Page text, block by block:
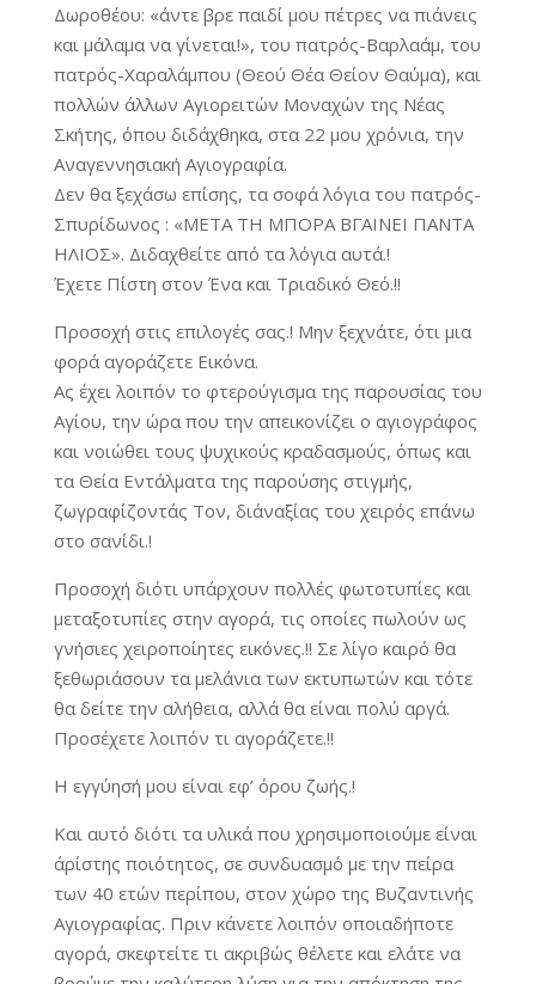
Δωροθέου: «άντε βρε παιδί μου πέτρες να πιάνεις
και μάλαμα να γίνεται!», του πατρός-Βαρλαάμ, του
πατρός-Χαραλάμπου (Θεού Θέα Θείον Θαύμα), και
πολλών άλλων Αγιορειτών Μοναχών της Νέας
Σκήτης, όπου διδάχθηκα, στα 22 μου χρόνια, την
Αναγεννησιακή Αγιογραφία.
Δεν θα ξεχάσω επίσης, τα σοφά λόγια του πατρός-
Σπυρίδωνος : «ΜΕΤΑ ΤΗ ΜΠΟΡΑ ΒΓΑΙΝΕΙ ΠΑΝΤΑ
ΗΛΙΟΣ». Διδαχθείτε από τα λόγια αυτά.!
Έχετε Πίστη στον Ένα και Τριαδικό Θεό.!!
Προσοχή στις επιλογές σας.! Μην ξεχνάτε, ότι μια
φορά αγοράζετε Εικόνα.
Ας έχει λοιπόν το φτερούγισμα της παρουσίας του
Αγίου, την ώρα που την απεικονίζει ο αγιογράφος
και νοιώθει τους ψυχικούς κραδασμούς, όπως και
τα Θεία Εντάλματα της παρούσης στιγμής,
ζωγραφίζοντάς Τον, δι΄αναξίας του χειρός επάνω
στο σανίδι.!
Προσοχή διότι υπάρχουν πολλές φωτοτυπίες και
μεταξοτυπίες στην αγορά, τις οποίες πωλούν ως
γνήσιες χειροποίητες εικόνες.!! Σε λίγο καιρό θα
ξεθωριάσουν τα μελάνια των εκτυπωτών και τότε
θα δείτε την αλήθεια, αλλά θα είναι πολύ αργά.
Προσέχετε λοιπόν τι αγοράζετε.!!
Η εγγύησή μου είναι εφ’ όρου ζωής.!
Και αυτό διότι τα υλικά που χρησιμοποιούμε είναι
άρίστης ποιότητος, σε συνδυασμό με την πείρα
των 40 ετών περίπου, στον χώρο της Βυζαντινής
Αγιογραφίας. Πριν κάνετε λοιπόν οποιαδήποτε
αγορά, σκεφτείτε τι ακριβώς θέλετε και ελάτε να